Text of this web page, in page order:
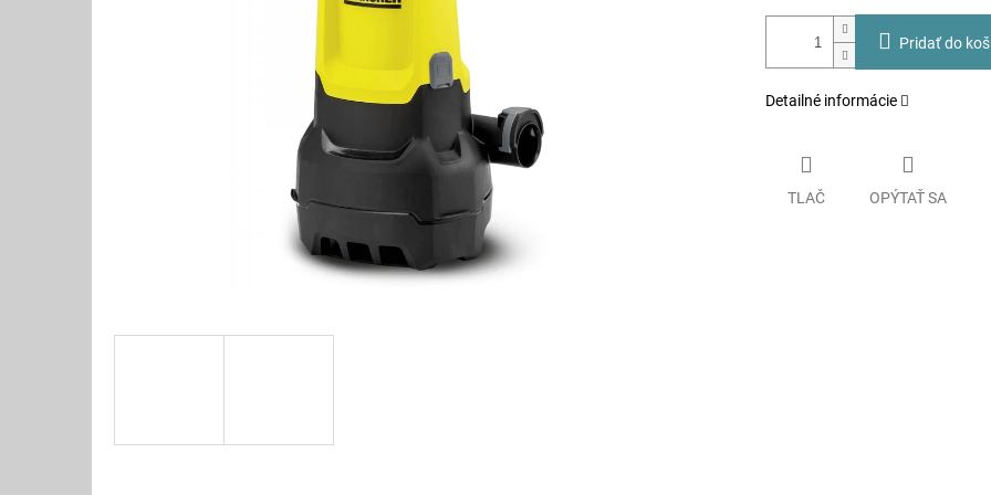
Pridať do
Detailné informácie
TLAČ OPÝTAŤ SA